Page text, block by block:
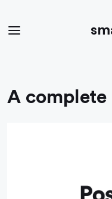
A complete